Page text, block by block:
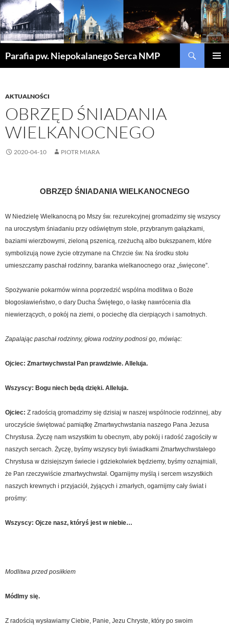
Parafia pw. Niepokalanego Serca NMP
AKTUALNOŚCI
OBRZĘD ŚNIADANIA
WIELKANOCNEGO
2020-04-10 PIOTR MIARA
OBRZĘD ŚNIADANIA WIELKANOCNEGO
W Niedzielę Wielkanocną po Mszy św. rezurekcyjnej gromadzimy się wszyscy
na uroczystym śniadaniu przy odświętnym stole, przybranym gałązkami,
baziami wierzbowymi, zieloną pszenicą, rzeżuchą albo bukszpanem, które
symbolizują nowe życie otrzymane na Chrzcie św. Na środku stołu
umieszczamy paschał rodzinny, baranka wielkanocnego oraz „święcone”.
Spożywanie pokarmów winna poprzedzić wspólna modlitwa o Boże
błogosławieństwo, o dary Ducha Świętego, o łaskę nawrócenia dla
niewierzących, o pokój na ziemi, o pociechę dla cierpiących i samotnych.
Zapalając paschał rodzinny, głowa rodziny podnosi go, mówiąc:
Ojciec: Zmartwychwstał Pan prawdziwie. Alleluja.
Wszyscy: Bogu niech będą dzięki. Alleluja.
Ojciec: Z radością gromadzimy się dzisiaj w naszej wspólnocie rodzinnej, aby
uroczyście świętować pamiątkę Zmartwychwstania naszego Pana Jezusa
Chrystusa. Życzę nam wszystkim tu obecnym, aby pokój i radość zagościły w
naszych sercach. Życzę, byśmy wszyscy byli świadkami Zmartwychwstałego
Chrystusa w dzisiejszym świecie i gdziekolwiek będziemy, byśmy oznajmiali,
że Pan rzeczywiście zmartwychwstał. Ogarnijmy myślą i sercem wszystkich
naszych krewnych i przyjaciół, żyjących i zmarłych, ogarnijmy cały świat i
prośmy:
Wszyscy: Ojcze nasz, któryś jest w niebie…
Modlitwa przed posiłkiem
Módlmy się.
Z radością wysławiamy Ciebie, Panie, Jezu Chryste, który po swoim